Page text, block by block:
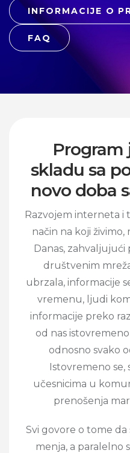
INFORMACIJE O
FAQ
Program
skladu sa
novo doba
Razvojem interneta i
način na koji
Danas,
društvenim
ubrzala, informacije
vremenu, ljudi
informacije preko
od nas
odnosno svako
Istovremeno se,
učesnicima u
prenošenja
Svi govore o tome
menja, a paralelno